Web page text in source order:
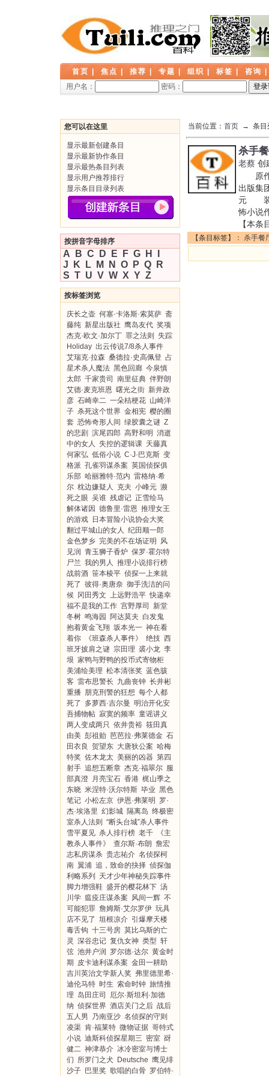
首页 焦点 推荐 专题 组织 标签 咨询
用户名：
密码：
您可以在这里
显示最新创建条目
显示最新协作条目
显示最热条目列表
显示用户推荐排行
显示条目目录列表
按拼音字母排序
A B C D E F G H
J
K L M N O P Q
R
S T U V W X Y Z
按标签浏览
庆长之壶 何塞·卡洛斯·索莫萨 斋
藤纯 新星出版社 鹰岛友代 奖项
杰克·欧文·加尔丁 罪之法则
失踪
Holiday 出云传说7/8杀人事件
艾瑞克·拉森 桑德拉·史高佩登 占
星术杀人魔法 黑色回廊 今泉慎
太郎 千家贵司 南里征典 伴野朗
艾德·麦克班恩 曙光之街 新井政
彦 石崎幸二 一朵桔梗花 山崎洋
子 杀死这个世界 金相宪 樱的圈
套 恐怖奇形人间 绿胶囊之谜 Z
的悲剧 滨尾四郎 高野和明 消逝
中的女人
失控的逻辑课 天藤真
何家弘 低俗小说 C·J·巴克斯 变
格派 孔雀羽谋杀案 英国侦探俱
乐部 哈丽雅特·范内 雷格纳·希
尔 枕边嫌疑人 克夫 小峰元 濒
死之眼 吴谁 残虐记 正雪绘马
解体诸因 德鲁里·雷恩 推理女王
的游戏 日本冒险小说协会大奖
翻过平城山的女人 纪田顺一郎
金色梦乡 完美的不在场证明
风
见润 青玉狮子香炉 保罗·霍尔特
尸兰 我的男人 推理小说排行榜
战前酒 笹本棱平 侦探一上来就
死了 彼得·奥唐奈 御手洗洁的问
候 冈田秀文 上远野浩平 快递幸
福不是我的工作 宫野厚司
新堂
冬树 鸣海园 阿达莫夫 白发鬼
抱着黄金飞翔 坂本光一 神在看
着你
《班森杀人事件》 绝技 西
班牙披肩之谜 宗田理 裘小龙 李
垠 家鸭与野鸭的投币式寄物柜
美浦绘美理 松本清张奖 蓝色骇
客 雷布思警长 九曲丧钟 长井彬
重播 朋克刑警的狂想 每个人都
死了
多萝西·吉尔曼 明治开化安
吾捕物帖 寂寞的频率 童谣讲义
两人变成两只 依井贵裕 筱田真
由美 彭祖贻 芭芭拉·弗莱德金 石
田衣良 贺望东 大唐狄公案 哈梅
特奖 佐木龙太 美丽的凶器 第四
射手 追想五断章 杰克·福翠尔 服
部真澄 月亮宝石 香港 梶山季之
东晓 米涅特·沃尔特斯 毕业 黑色
笔记 小松左京 伊恩·弗莱明
罗·
杰·埃洛里 幻影城 隔离岛 终极密
室杀人法则
“断头台城”杀人事件
雪平夏见 杀人排行榜 老千
《主
教杀人事件》
查尔斯·布朗 詹宏
志私房谋杀 贵志祐介 名侦探柯
南 翼浦 追，致命的抉择 侦探伽
利略系列
天才少年神秘失踪事件
脚力增强鞋 盛开的樱花林下 汤
川学 瘟疫庄谋杀案 风间一辉 不
可能犯罪 詹姆斯·艾尔罗伊 玩具
店不见了 垣根凉介 引爆摩天楼
毒舌钩 十三号房 莫比乌斯的亡
灵 深谷忠记 复仇女神 类型 轩
弦 池井户润 罗尔德·达尔 黄金时
期 皮卡迪利谋杀案 金田一耕助
吉川英治文学新人奖 弗里德里希·
迪伦马特 时生 索命时钟 旅情推
理 岛田庄司
厄尔·斯坦利·加德
纳 侦探世界 酒店关门之后 战后
五人男 乃南亚沙 名侦探的守则
凌渠 肯·福莱特 微物证据 哥特式
小说 迪斯科侦探星期三 密室 谺
健二 神津恭介 冰冷密室与博士
们 所罗门之犬 Deutsche 鹰见绯
沙子 巴里奖 歌唱的白骨 罗伯特·
当前位置： 首页 → 条目
杀手
老蔡 创
原作
出版
元 装
怖小说
【本条
【条目标签】： 杀手餐